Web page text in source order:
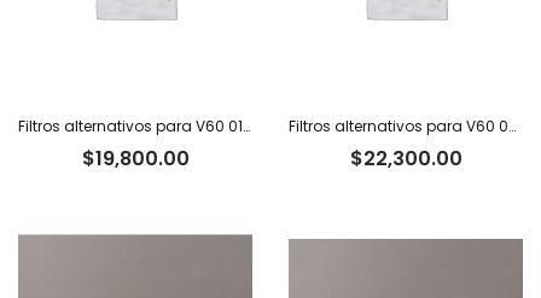
Filtros alternativos para V60 01 x 100 u.
$19,800.00
Filtros alternativos para V60 02 x 100 u.
$22,300.00